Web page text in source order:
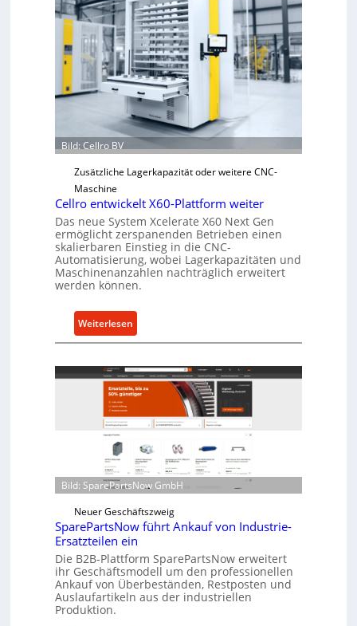
n
s
c
h
e
r
Ü
b
r
a
s
t
s
c
h
u
t
z
ü
r
n
r
e
k
t
e
A
n
t
Bild: Cellro BV
Zusätzliche Lagerkapazität oder weitere CNC-
Maschine
Cellro entwickelt X60-Plattform weiter
Das neue System Xcelerate X60 Next Gen
ermöglicht zerspanenden Betrieben einen
skalierbaren Einstieg in die CNC-
Automatisierung, wobei Lagerkapazitäten und
Maschinenanzahlen nachträglich erweitert
werden können.
Weiterlesen:
C
l
l
n
t
w
i
c
k
e
l
t
Bild: SparePartsNow GmbH
Neuer Geschäftszweig
SparePartsNow führt Ankauf von Industrie-
Ersatzteilen ein
Die B2B-Plattform SparePartsNow erweitert
ihr Geschäftsmodell um den professionellen
Ankauf von Überbeständen, Restposten und
Auslaufartikeln aus der industriellen
Produktion.